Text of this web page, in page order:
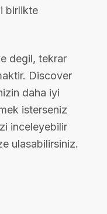
birlikte
degil, tekrar
Discover
daha iyi
isterseniz
inceleyebilir
ulasabilirsiniz.